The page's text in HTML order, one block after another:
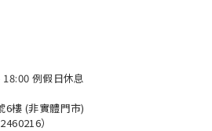
例假日休息
6樓 (非實體門市)
）